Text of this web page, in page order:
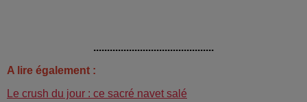
............................................
A lire également :
Le crush du jour : ce sacré navet salé